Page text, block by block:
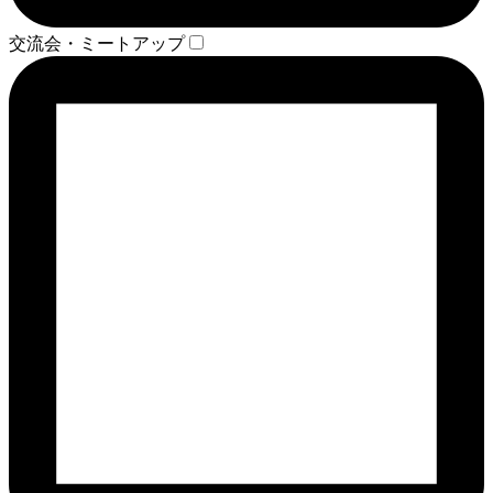
交流会・ミートアップ